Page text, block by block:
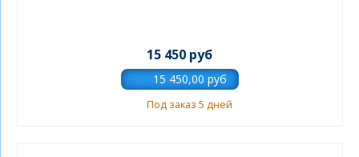
15 450 руб
Под заказ 5 дней